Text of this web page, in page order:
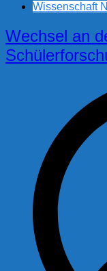
Wissenschaft
Wechsel an